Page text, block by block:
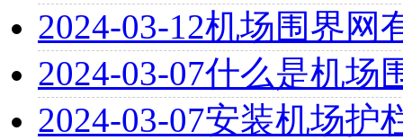
2024-03-12机场围界网
2024-03-07什么是机场
2024-03-07安装机场护